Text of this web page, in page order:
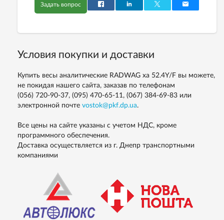
Задать вопрос
Условия покупки и доставки
Купить весы аналитические RADWAG ха 52.4Y/F вы можете,
не покидая нашего сайта, заказав по телефонам
(056) 720-90-37, (095) 470-65-11, (067) 384-69-83 или
электронной почте vostok@pkf.dp.ua.
Все цены на сайте указаны с учетом НДС, кроме
программного обеспечения.
Доставка осуществляется из г. Днепр транспортными
компаниями